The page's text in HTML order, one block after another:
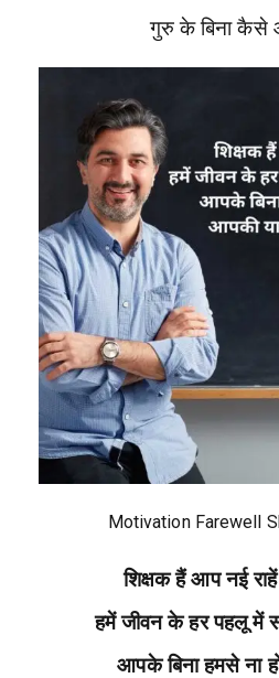
गुरु के बिना कैसे
Motivation Farewell
शिक्षक हैं आप नई
हमें जीवन के हर पहलू में
आपके बिना हमसे ना